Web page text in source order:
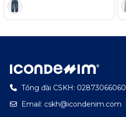
Tổng đài CSKH: 02873066060
Email: cskh@icondenim.com